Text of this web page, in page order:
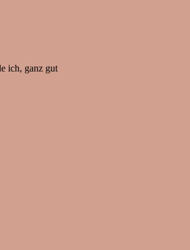
ich, ganz gut